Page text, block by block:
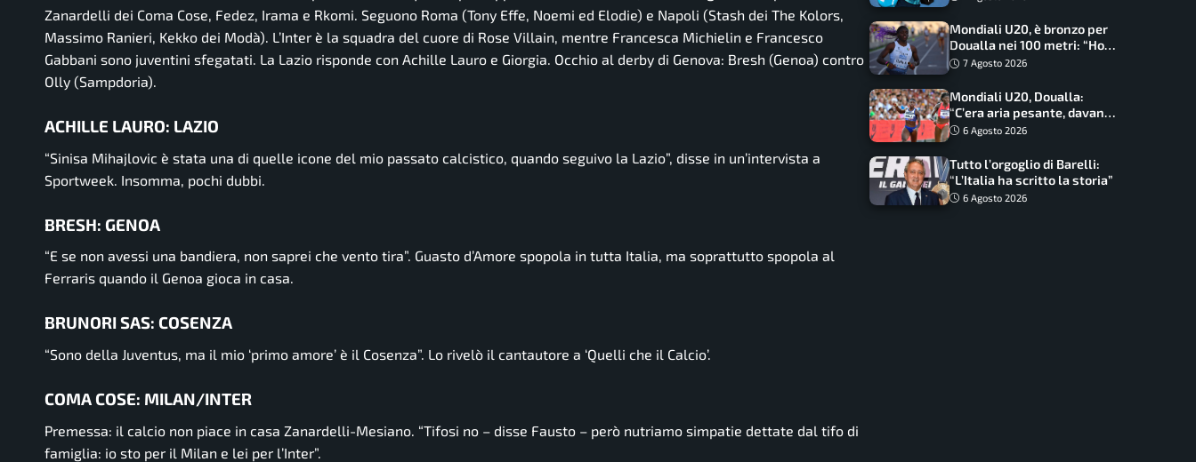
Zanardelli dei Coma Cose, Fedez, Irama e Rkomi. Seguono Roma (Tony Effe, Noemi ed Elodie) e Napoli (Stash dei The Kolors,
Massimo Ranieri, Kekko dei Modà). L’Inter è la squadra del cuore di Rose Villain, mentre Francesca Michielin e Francesco
Gabbani sono juventini sfegatati. La Lazio risponde con Achille Lauro e Giorgia. Occhio al derby di Genova: Bresh (Genoa) contro
Olly (Sampdoria).
ACHILLE LAURO: LAZIO
“Sinisa Mihajlovic è stata una di quelle icone del mio passato calcistico, quando seguivo la Lazio”, disse in un’intervista a
Sportweek. Insomma, pochi dubbi.
BRESH: GENOA
“E se non avessi una bandiera, non saprei che vento tira”. Guasto d’Amore spopola in tutta Italia, ma soprattutto spopola al
Ferraris quando il Genoa gioca in casa.
BRUNORI SAS: COSENZA
“Sono della Juventus, ma il mio ‘primo amore’ è il Cosenza”. Lo rivelò il cantautore a ‘Quelli che il Calcio’.
COMA COSE: MILAN/INTER
Premessa: il calcio non piace in casa Zanardelli-Mesiano. “Tifosi no – disse Fausto – però nutriamo simpatie dettate dal tifo di
famiglia: io sto per il Milan e lei per l’Inter”.
Mondiali U20, è bronzo per
Doualla nei 100 metri: “Ho
scacciato l’ansia”
7 Agosto 2026
Mondiali U20, Doualla:
“C’era aria pesante, davano
le mascherine! Finale? Non
6 Agosto 2026
Tutto l’orgoglio di Barelli:
“L’Italia ha scritto la storia”
6 Agosto 2026